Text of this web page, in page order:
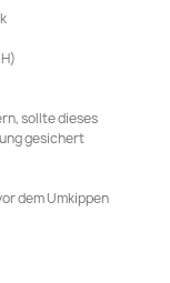
sollte dieses
gesichert
dem Umkippen